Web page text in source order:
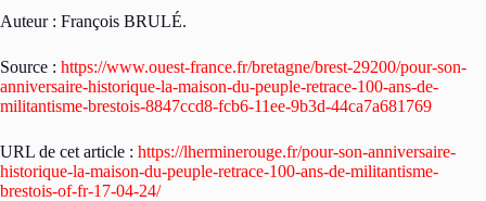
Auteur : François BRULÉ.
Source : https://www.ouest-france.fr/bretagne/brest-29200/pour-son-
anniversaire-historique-la-maison-du-peuple-retrace-100-ans-de-
militantisme-brestois-8847ccd8-fcb6-11ee-9b3d-44ca7a681769
URL de cet article : https://lherminerouge.fr/pour-son-anniversaire-
historique-la-maison-du-peuple-retrace-100-ans-de-militantisme-
brestois-of-fr-17-04-24/